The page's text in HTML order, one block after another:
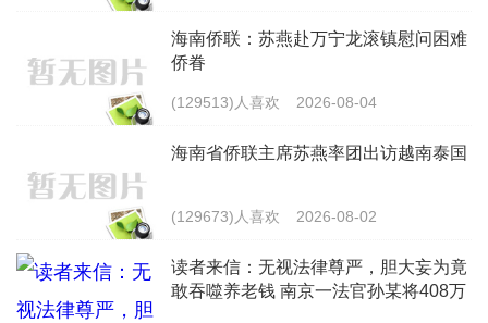
海南侨联：苏燕赴万宁龙滚镇慰问困难
侨眷
(129513)人喜欢 2026-08-04
海南省侨联主席苏燕率团出访越南泰国
(129673)人喜欢 2026-08-02
读者来信：无视法律尊严，胆大妄为竟
敢吞噬养老钱 南京一法官孙某将408万